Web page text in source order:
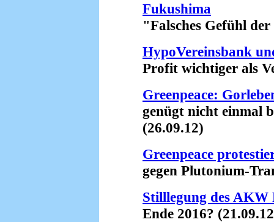
Fukushima
"Falsches Gefühl der
HypoVereinsbank
Profit wichtiger als
Greenpeace:
genügt nicht einmal
(26.09.12)
Greenpeace
gegen Plutonium-
Stilllegung des AKW
Ende 2016?